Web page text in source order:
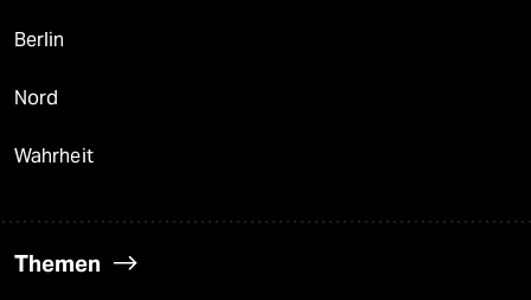
Berlin
Nord
Wahrheit
Themen